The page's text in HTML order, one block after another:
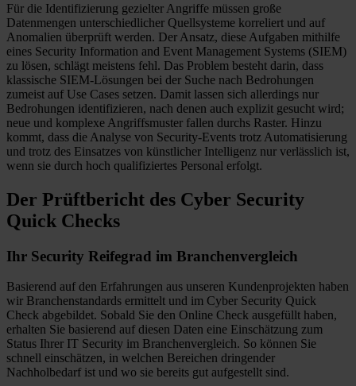
Für die Identifizierung gezielter Angriffe müssen große
Datenmengen unterschiedlicher Quellsysteme korreliert und auf
Anomalien überprüft werden. Der Ansatz, diese Aufgaben mithilfe
eines Security Information and Event Management Systems (SIEM)
zu lösen, schlägt meistens fehl. Das Problem besteht darin, dass
klassische SIEM-Lösungen bei der Suche nach Bedrohungen
zumeist auf Use Cases setzen. Damit lassen sich allerdings nur
Bedrohungen identifizieren, nach denen auch explizit gesucht wird;
neue und komplexe Angriffsmuster fallen durchs Raster. Hinzu
kommt, dass die Analyse von Security-Events trotz Automatisierung
und trotz des Einsatzes von künstlicher Intelligenz nur verlässlich ist,
wenn sie durch hoch qualifiziertes Personal erfolgt.
Der Prüftbericht des Cyber Security
Quick Checks
Ihr Security Reifegrad im Branchenvergleich
Basierend auf den Erfahrungen aus unseren Kundenprojekten haben
wir Branchenstandards ermittelt und im Cyber Security Quick
Check abgebildet. Sobald Sie den Online Check ausgefüllt haben,
erhalten Sie basierend auf diesen Daten eine Einschätzung zum
Status Ihrer IT Security im Branchenvergleich. So können Sie
schnell einschätzen, in welchen Bereichen dringender
Nachholbedarf ist und wo sie bereits gut aufgestellt sind.